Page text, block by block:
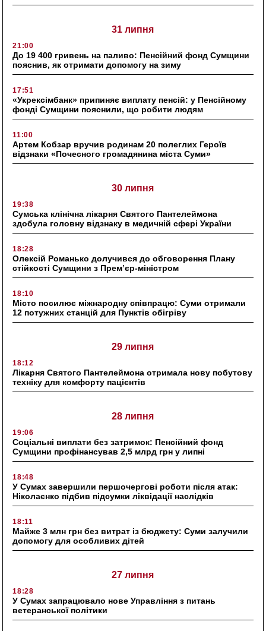
31 липня
21:00
До 19 400 гривень на паливо: Пенсійний фонд Сумщини
пояснив, як отримати допомогу на зиму
17:51
«Укрексімбанк» припиняє виплату пенсій: у Пенсійному
фонді Сумщини пояснили, що робити людям
11:00
Артем Кобзар вручив родинам 20 полеглих Героїв
відзнаки «Почесного громадянина міста Суми»
30 липня
19:38
Сумська клінічна лікарня Святого Пантелеймона
здобула головну відзнаку в медичній сфері України
18:28
Олексій Романько долучився до обговорення Плану
стійкості Сумщини з Прем’єр-міністром
18:10
Місто посилює міжнародну співпрацю: Суми отримали
12 потужних станцій для Пунктів обігріву
29 липня
18:12
Лікарня Святого Пантелеймона отримала нову побутову
техніку для комфорту пацієнтів
28 липня
19:06
Соціальні виплати без затримок: Пенсійний фонд
Сумщини профінансував 2,5 млрд грн у липні
18:48
У Сумах завершили першочергові роботи після атак:
Ніколаєнко підбив підсумки ліквідації наслідків
18:11
Майже 3 млн грн без витрат із бюджету: Суми залучили
допомогу для особливих дітей
27 липня
18:28
У Сумах запрацювало нове Управління з питань
ветеранської політики